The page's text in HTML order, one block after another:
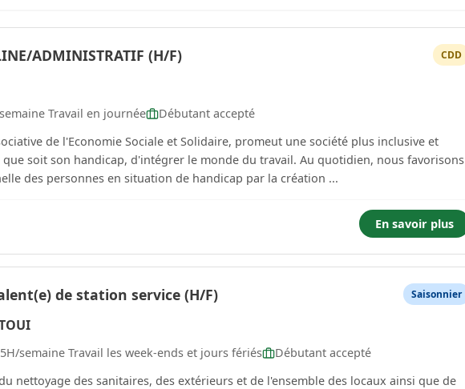
ADMINISTRATIF (H/F) CDD
Travail en journée
Débutant accepté
de l'Economie Sociale et Solidaire, promeut une société plus inclusive et
que soit son handicap, d'intégrer le monde du travail. Au quotidien, nous favorisons
des personnes en situation de handicap par la création ...
En savoir plus
de station service (H/F) Saisonnier
semaine Travail les week-ends et jours fériés
Débutant accepté
nettoyage des sanitaires, des extérieurs et de l'ensemble des locaux ainsi que de